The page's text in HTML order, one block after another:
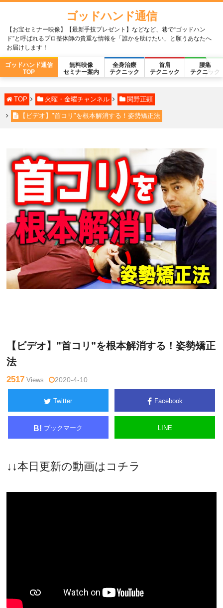
ゴッドハンド通信
【お宝セミナー映像】【最新手技プレゼント】などなど、巷で“ゴッドハン
ド”と呼ばれるプロ整体師の貴重な情報を「誰かを助けたい」と願うあなたへ
お届けします！
ゴッドハンド通信
TOP
無料映像
セミナー案内
全身治療
テクニック
首肩
テクニック
腰痛
テクニック
TOP 火曜・金曜チャンネル 関野正顕
【ビデオ】"首コリ"を根本解消する！姿勢矯正法
【ビデオ】”首コリ”を根本解消する！姿勢矯正
法
2517 Views 2020-4-10
Twitter Facebook
B! ブックマーク LINE
↓↓本日更新の動画はコチラ